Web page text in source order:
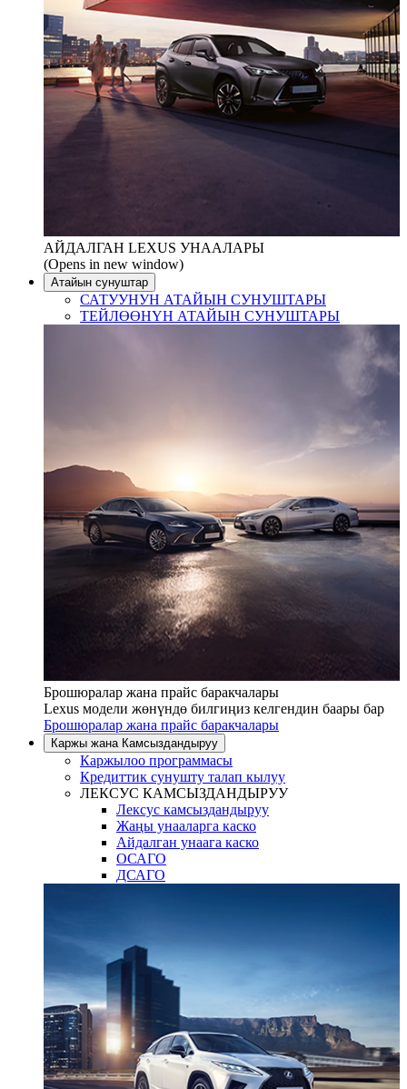
АЙДАЛГАН LEXUS УНААЛАРЫ
(Opens in new window)
Атайын сунуштар
САТУУНУН АТАЙЫН СУНУШТАРЫ
ТЕЙЛӨӨНҮН АТАЙЫН СУНУШТАРЫ
Брошюралар жана прайс баракчалары
Lexus модели жөнүндө билгиңиз келгендин баары бар
Брошюралар жана прайс баракчалары
Каржы жана Камсыздандыруу
Каржылоо программасы
Кредиттик сунушту талап кылуу
ЛЕКСУС КАМСЫЗДАНДЫРУУ
Лексус камсыздандыруу
Жаңы унааларга каско
Айдалган унаага каско
ОСАГО
ДСАГО